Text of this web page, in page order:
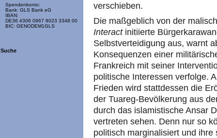
Spendenkonto:
Bank: GLS Bank eG
IBAN:
DE36 4306 0967 8023 3348 00
BIC: GENODEM1GLS
Suche
verschieben.
Die maßgeblich von der
Interactinitiierte
Selbstverteidigung aus, warnt
Konsequenzen einer
Frankreich mit seiner
politische Interessen verfolge.
Frieden wird stattdessen die
der Tuareg-Bevölkerung aus
durch das islamistische Ansar
vertreten sehen. Denn nur so
politisch marginalisiert und